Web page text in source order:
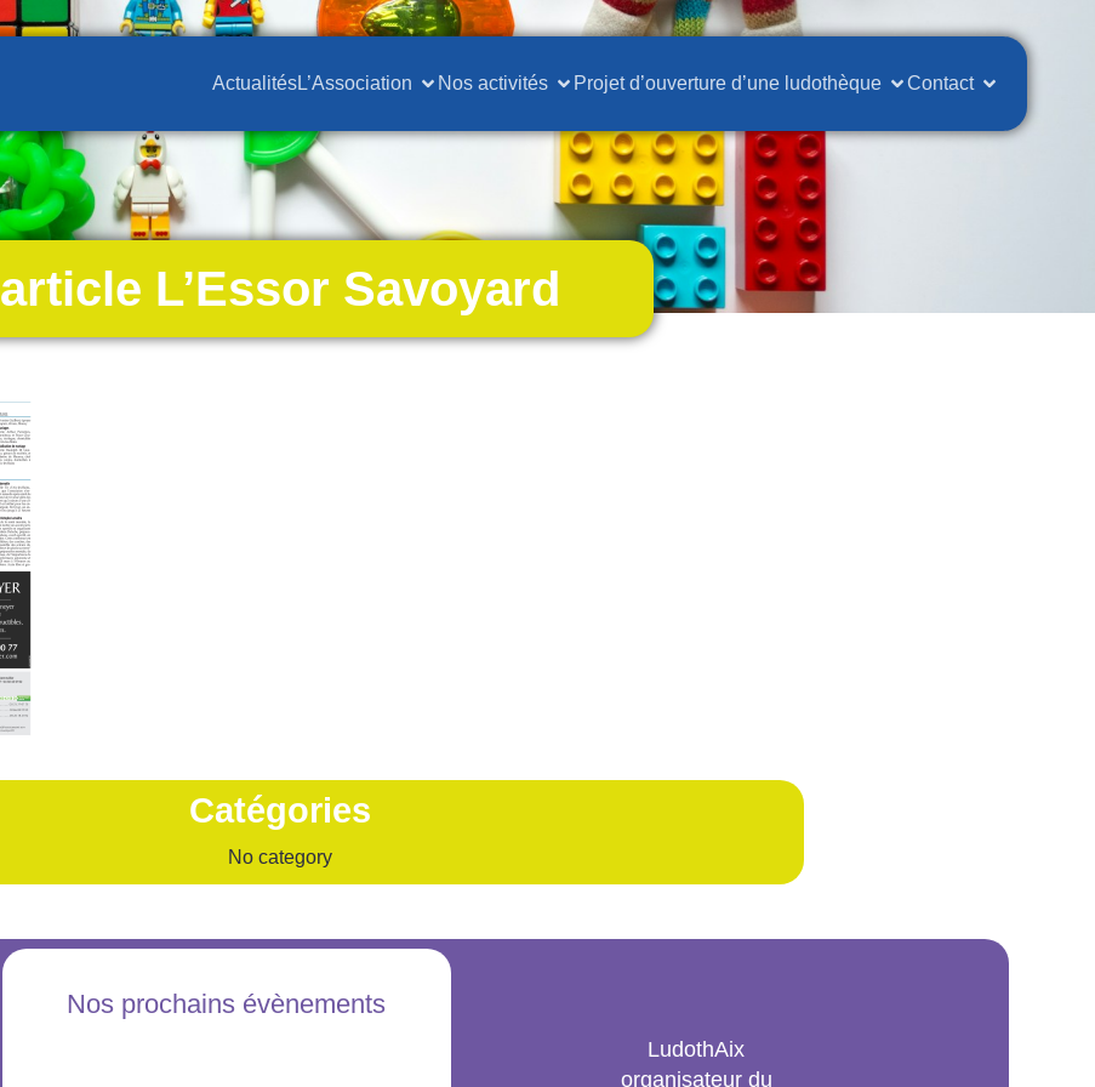
ActualitésL’Association Nos activités Projet d’ouverture d’une ludothèque Contact
article L’Essor Savoyard
Catégories
No category
Nos prochains évènements
LudothAix
organisateur du